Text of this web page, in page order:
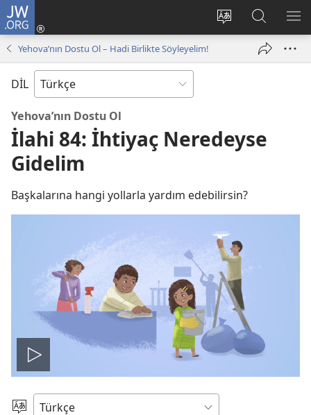
JW.ORG
Site
değiştir
Oturum
Aç
Sitede
Ara
Yehova’nın Dostu Ol – Hadi Birlikte Söyleyelim!
DİL
Yehova’nın Dostu Ol
İlahi 84: İhtiyaç Neredeyse
Gidelim
Başkalarına hangi yollarla yardım edebilirsin?
Videoyu
oynat
Bir